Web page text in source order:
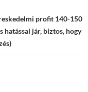
profit 140-150
jár, biztos, hogy